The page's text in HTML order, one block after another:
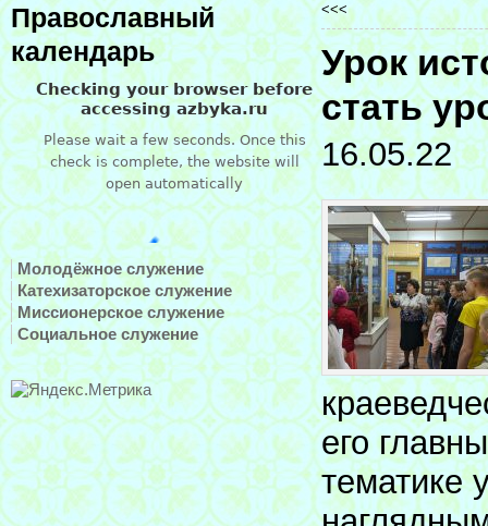
Православный
календарь
Молодёжное служение
Катехизаторское служение
Миссионерское служение
Социальное служение
<<<
Урок
стать
16.05.22
его
тематике